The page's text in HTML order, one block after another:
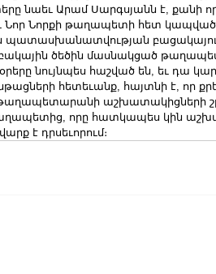
նաեւ Արամ Սարգսյանն է, քանի
Նոր Նորքի թաղապետի հետ
պատասխանատվության
ծեծին մասնակցած
նույնպես հաշված են, եւ դա
հետեւանք, հայտնի է, որ
թաղապետարանի աշխատակիցների
որը հատկապես կին
է դրսեւորում։